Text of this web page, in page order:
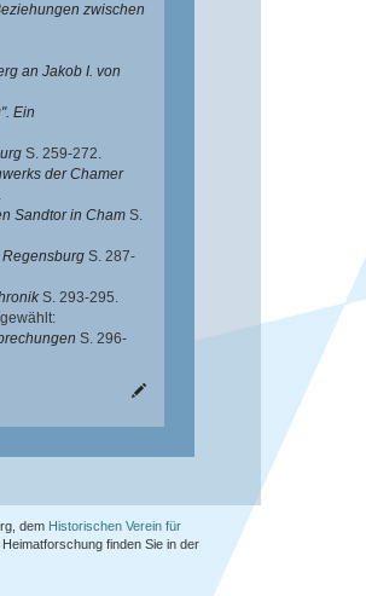
zwischen
an Jakob I. von
Ein
S. 259-272.
der Chamer
Sandtor in Cham S.
S. 287-
S. 293-295.
S. 296-
dem Historischen Verein für
finden Sie in der